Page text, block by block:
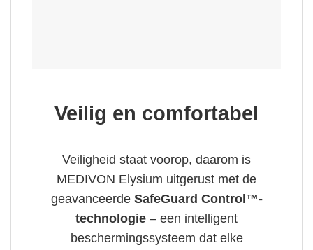
Veilig en comfortabel
Veiligheid staat voorop, daarom is
MEDIVON Elysium uitgerust met de
geavanceerde SafeGuard Control™-
technologie – een intelligent
beschermingssysteem dat elke